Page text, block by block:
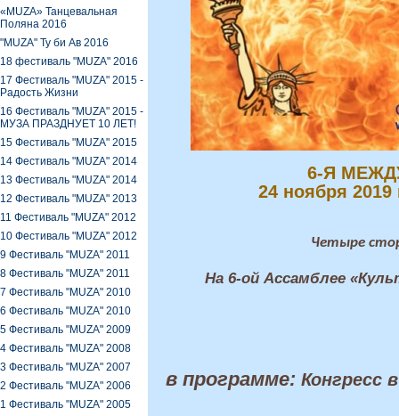
«MUZA» Танцевальная
Поляна 2016
"MUZA" Ту би Ав 2016
18 фестиваль "MUZA" 2016
17 Фестиваль "MUZA" 2015 -
Радость Жизни
16 Фестиваль "MUZA" 2015 -
МУЗА ПРАЗДНУЕТ 10 ЛЕТ!
15 Фестиваль "MUZA" 2015
14 Фестиваль "MUZA" 2014
13 Фестиваль "MUZA" 2014
12 Фестиваль "MUZA" 2013
11 Фестиваль "MUZA" 2012
10 Фестиваль "MUZA" 2012
9 Фестиваль "MUZA" 2011
8 Фестиваль "MUZA" 2011
7 Фестиваль "MUZA" 2010
6 Фестиваль "MUZA" 2010
5 Фестиваль "MUZA" 2009
4 Фестиваль "MUZA" 2008
3 Фестиваль "MUZA" 2007
2 Фестиваль "MUZA" 2006
1 Фестиваль "MUZA" 2005
6-Я
24 ноября
Четыре
На 6-ой Ассамблее
в программе: Конгресс